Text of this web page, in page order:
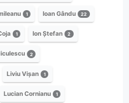
1 Ioan Gându 22
1 Ion Ștefan 2
2
Liviu Vișan 1
Lucian Cornianu 1